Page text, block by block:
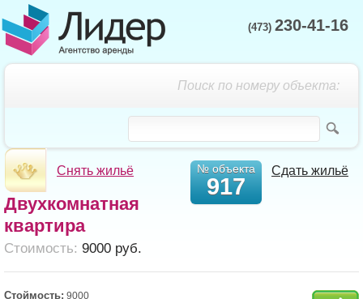
(473) 230-41-16
Поиск по номеру объекта:
Снять жильё Сдать жильё
№ объекта
917
Двухкомнатная
квартира
Cтоимость: 9000 руб.
Стоймость: 9000